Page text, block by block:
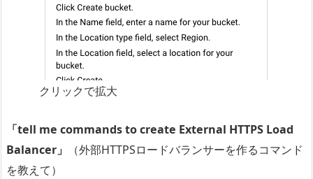
クリックで拡大
「tell me commands to create External HTTPS Load
Balancer」
（外部HTTPSロードバランサーを作るコマンド
を教えて）